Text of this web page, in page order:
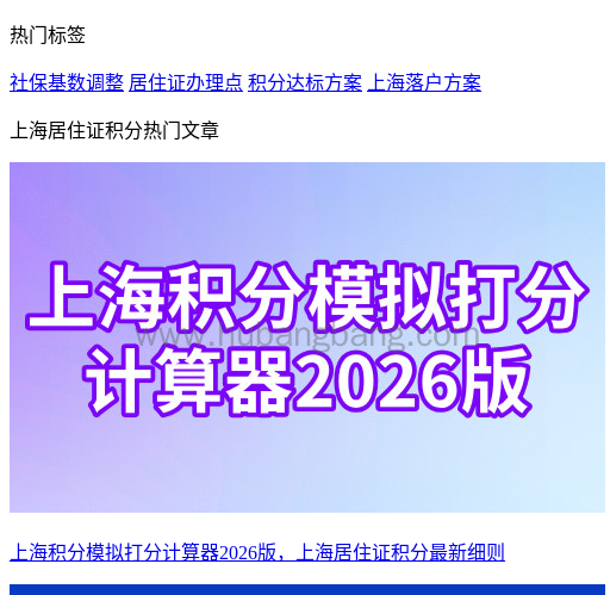
热门标签
社保基数调整 居住证办理点 积分达标方案 上海落户方案
上海居住证积分热门文章
上海积分模拟打分计算器2026版，上海居住证积分最新细则